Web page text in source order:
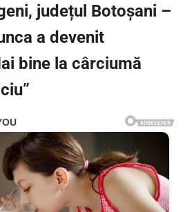
județul Botoșani –
a devenit
bine la cârciumă